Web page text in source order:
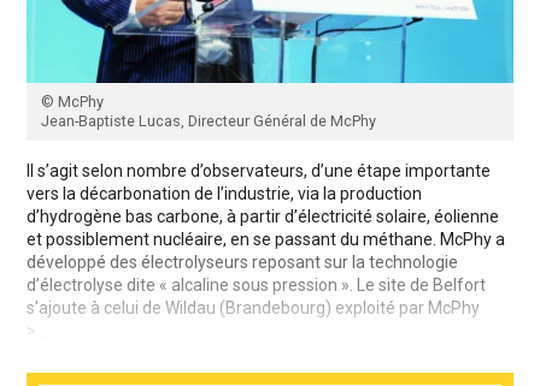
© McPhy
Jean-Baptiste Lucas, Directeur Général de McPhy
Il s’agit selon nombre d’observateurs, d’une étape importante
vers la décarbonation de l’industrie, via la production
d’hydrogène bas carbone, à partir d’électricité solaire, éolienne
et possiblement nucléaire, en se passant du méthane. McPhy a
développé des électrolyseurs reposant sur la technologie
d’électrolyse dite « alcaline sous pression ». Le site de Belfort
s’ajoute à celui de Wildau (Brandebourg) exploité par McPhy
> ...